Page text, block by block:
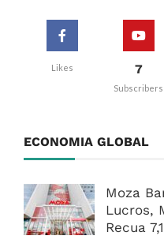
Likes 7
Subscribers
ECONOMIA GLOBAL
Moza
Lucros,
Recua